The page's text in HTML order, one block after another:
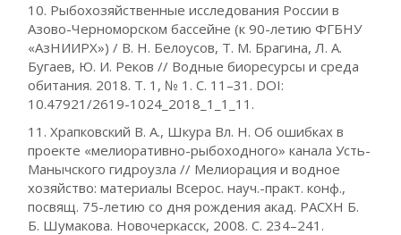
10. Рыбохозяйственные исследования России в
Азово-Черноморском бассейне (к 90-летию ФГБНУ
«АзНИИРХ») / В. Н. Белоусов, Т. М. Брагина, Л. А.
Бугаев, Ю. И. Реков // Водные биоресурсы и среда
обитания. 2018. Т. 1, № 1. С. 11–31. DOI:
10.47921/2619-1024_2018_1_1_11.
11. Храпковский В. А., Шкура Вл. Н. Об ошибках в
проекте «мелиоративно-рыбоходного» канала Усть-
Манычского гидроузла // Мелиорация и водное
хозяйство: материалы Всерос. науч.-практ. конф.,
посвящ. 75-летию со дня рождения акад. РАСХН Б.
Б. Шумакова. Новочеркасск, 2008. С. 234–241.